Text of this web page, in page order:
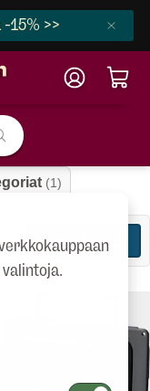
15% >>
(1)
SUODATA